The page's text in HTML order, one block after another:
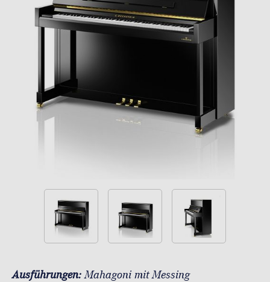
Ausführungen:Mahagoni mit Messing